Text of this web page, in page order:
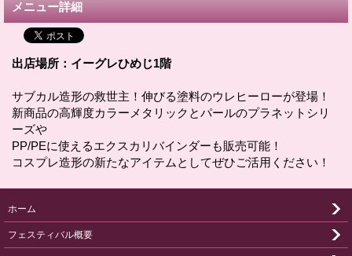
メニュー詳細
出店場所：イーグレひめじ1階
サブカル造形の救世主！伸びる塗料のウレヒーローが登場！
新商品の高輝度カラーメタリックとパールのプラネットシリ
ーズや
PP/PEに使えるエクスカリバインダーも販売可能！
コスプレ造形の新たなアイテムとしてぜひご活用ください！
ホーム
フェスティバル概要